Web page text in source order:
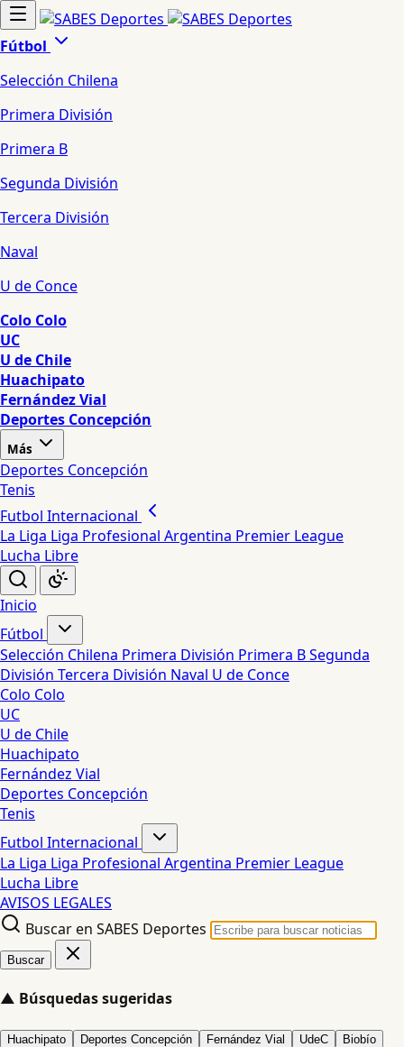
Fútbol
Selección Chilena
Primera División
Primera B
Segunda División
Tercera División
Naval
U de Conce
Colo Colo
UC
U de Chile
Huachipato
Fernández Vial
Deportes Concepción
Más
Deportes Concepción
Tenis
Futbol Internacional
La Liga Liga Profesional Argentina Premier League
Lucha Libre
Inicio
Fútbol
Selección Chilena Primera División Primera BSegunda
División Tercera División Naval U de Conce
Colo Colo
UC
U de Chile
Huachipato
Fernández Vial
Deportes Concepción
Tenis
Futbol Internacional
La Liga Liga Profesional Argentina Premier League
Lucha Libre
AVISOS LEGALES
Buscar en SABES Deportes
Buscar
▲ Búsquedas sugeridas
Huachipato Deportes Concepción Fernández Vial UdeC Biobío